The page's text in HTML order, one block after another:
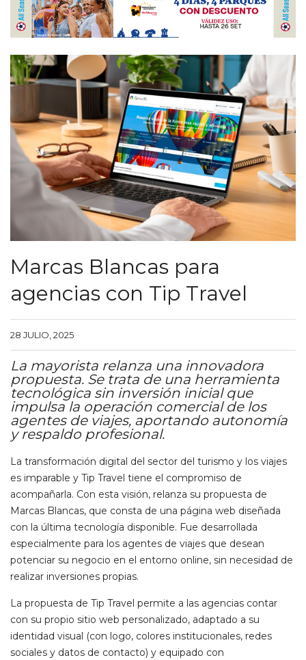
Marcas Blancas para
agencias con Tip Travel
28 JULIO, 2025
La mayorista relanza una innovadora
propuesta. Se trata de una herramienta
tecnológica sin inversión inicial que
impulsa la operación comercial de los
agentes de viajes, aportando autonomía
y respaldo profesional.
La transformación digital del sector del turismo y los viajes
es imparable y Tip Travel tiene el compromiso de
acompañarla. Con esta visión, relanza su propuesta de
Marcas Blancas, que consta de una página web diseñada
con la última tecnología disponible. Fue desarrollada
especialmente para los agentes de viajes que desean
potenciar su negocio en el entorno online, sin necesidad de
realizar inversiones propias.
La propuesta de Tip Travel permite a las agencias contar
con su propio sitio web personalizado, adaptado a su
identidad visual (con logo, colores institucionales, redes
sociales y datos de contacto) y equipado con